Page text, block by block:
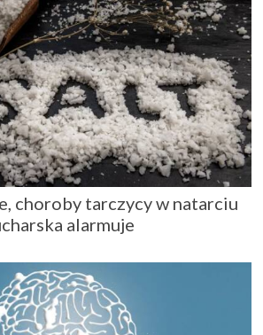
choroby tarczycy w natarciu
alarmuje